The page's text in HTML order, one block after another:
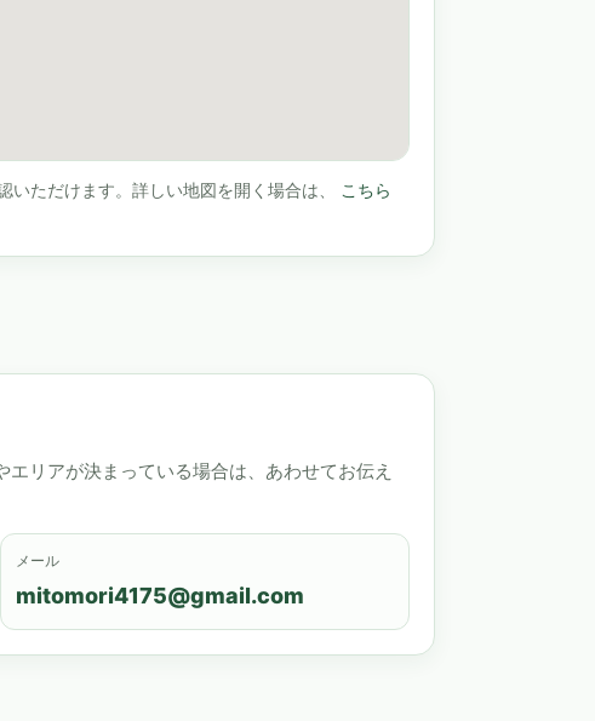
いただけます。詳しい地図を開く場合は、
こちら
リアが決まっている場合は、あわせてお伝え
メール
mitomori4175@gmail.com